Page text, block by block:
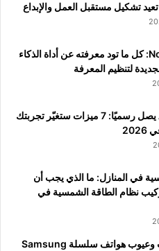
تعيد تشكيل مستقبل العمل والإبداع
NotebookLM: كل ما تود معرفته عن أداة الذكاء
لتنظيم المعرفة
Android 17 يصل رسميًا: 7 ميزات ستغيّر تجربتك
في المنازل: ما الذي يجب أن
نظام الطاقة الشمسية في
جميع مميزات وعيوب هواتف سلسلة Samsung